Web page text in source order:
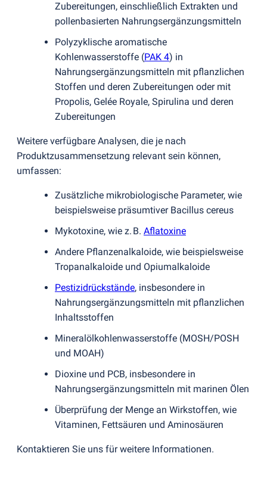
Zubereitungen, einschließlich Extrakten und
pollenbasierten Nahrungsergänzungsmitteln
Polyzyklische aromatische
Kohlenwasserstoffe (PAK 4) in
Nahrungsergänzungsmitteln mit pflanzlichen
Stoffen und deren Zubereitungen oder mit
Propolis, Gelée Royale, Spirulina und deren
Zubereitungen
Weitere verfügbare Analysen, die je nach
Produktzusammensetzung relevant sein können,
umfassen:
Zusätzliche mikrobiologische Parameter, wie
beispielsweise präsumtiver Bacillus cereus
Mykotoxine, wie z. B. Aflatoxine
Andere Pflanzenalkaloide, wie beispielsweise
Tropanalkaloide und Opiumalkaloide
Pestizidrückstände, insbesondere in
Nahrungsergänzungsmitteln mit pflanzlichen
Inhaltsstoffen
Mineralölkohlenwasserstoffe (MOSH/POSH
und MOAH)
Dioxine und PCB, insbesondere in
Nahrungsergänzungsmitteln mit marinen Ölen
Überprüfung der Menge an Wirkstoffen, wie
Vitaminen, Fettsäuren und Aminosäuren
Kontaktieren Sie uns für weitere Informationen.